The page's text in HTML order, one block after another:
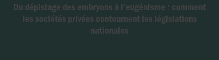
Du dépistage des embryons à l’eugénisme : comment
les sociétés privées contournent les législations
nationales